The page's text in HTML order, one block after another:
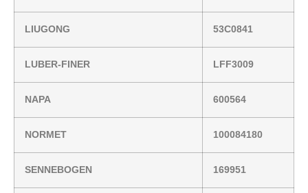
LIUGONG 53C0841
LUBER-FINER LFF3009
NAPA 600564
NORMET 100084180
SENNEBOGEN 169951